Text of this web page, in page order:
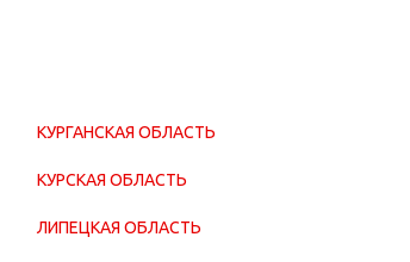
КУРГАНСКАЯ ОБЛАСТЬ
КУРСКАЯ ОБЛАСТЬ
ЛИПЕЦКАЯ ОБЛАСТЬ